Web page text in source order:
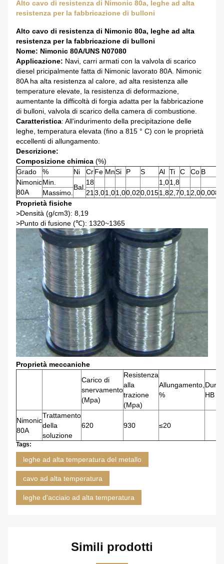
Alto cavo di resistenza di Nimonic 80a, leghe ad alta
resistenza per la fabbricazione di bulloni
Alto cavo di resistenza di Nimonic 80a, leghe ad alta
resistenza per la fabbricazione di bulloni
Nome: Nimonic 80A/UNS N07080
Applicazione: Navi, carri armati con la valvola di scarico
diesel pricipalmente fatta di Nimonic lavorato 80A. Nimonic
80A ha alta resistenza al calore, ad alta resistenza alle
temperature elevate, la resistenza di deformazione,
aumentante la difficoltà di forgia adatta per la fabbricazione
di bulloni, valvola di scarico della camera di combustione.
Caratteristica: All'indurimento della precipitazione delle
leghe, temperatura elevata (fino a 815 ° C) con le proprietà
eccellenti di allungamento.
Descrizione:
Composizione chimica (%)
Grado
% Ni CrFe MnSi P S Al Ti C Co B
Nimonic
80A
Min.
Bal.
18 1,01,8
Massimo.
213,01,01,00,020,0151,82,70,12,00,008
Proprietà fisiche
>Densità (g/cm3): 8,19
>Punto di fusione (℃): 1320~1365
Proprietà meccaniche
Carico di
snervamento
(Mpa)
Resistenza
alla
trazione
(Mpa)
Allungamento,
%
HB
Nimonic
80A
Trattamento
della
soluzione
620 930 ≤20
Tags:
leghe ad alta temperatura del metallo
cavo ad alta temperatura
leghe d'acciaio ad alta temperatura
Simili prodotti